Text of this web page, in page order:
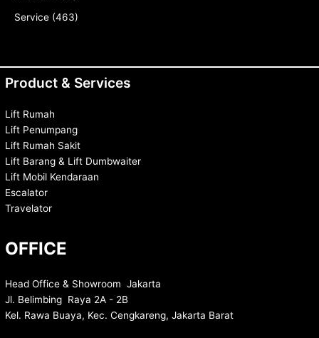
Service (463)
Product & Services
Lift Rumah
Lift Penumpang
Lift Rumah Sakit
Lift Barang & Lift Dumbwaiter
Lift Mobil Kendaraan
Escalator
Travelator
OFFICE
Head Office & Showroom Jakarta
Jl. Belimbing Raya 2A - 2B
Kel. Rawa Buaya, Kec. Cengkareng, Jakarta Barat